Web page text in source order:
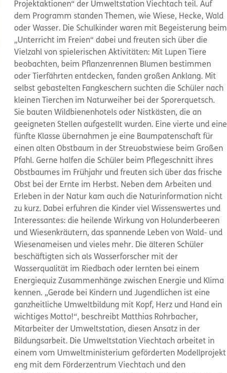
Projektaktionen“ der Umweltstation Viechtach teil. Auf
dem Programm standen Themen, wie Wiese, Hecke, Wald
oder Wasser. Die Schulkinder waren mit Begeisterung beim
„Unterricht im Freien“ dabei und freuten sich über die
Vielzahl von spielerischen Aktivitäten: Mit Lupen Tiere
beobachten, beim Pflanzenrennen Blumen bestimmen
oder Tierfährten entdecken, fanden großen Anklang. Mit
selbst gebastelten Fangkeschern suchten die Schüler nach
kleinen Tierchen im Naturweiher bei der Sporerquetsch.
Sie bauten Wildbienenhotels oder Nistkästen, die an
geeigneten Stellen aufgestellt wurden. Eine vierte und eine
fünfte Klasse übernahmen je eine Baumpatenschaft für
einen alten Obstbaum in der Streuobstwiese beim Großen
Pfahl. Gerne halfen die Schüler beim Pflegeschnitt ihres
Obstbaumes im Frühjahr und freuten sich über das frische
Obst bei der Ernte im Herbst. Neben dem Arbeiten und
Erleben in der Natur kam auch die Naturinformation nicht
zu kurz. Dabei erfuhren die Kinder viel Wissenswertes und
Interessantes: die heilende Wirkung von Holunderbeeren
und Wiesenkräutern, das spannende Leben von Wald- und
Wiesenameisen und vieles mehr. Die älteren Schüler
beschäftigten sich als Wasserforscher mit der
Wasserqualität im Riedbach oder lernten bei einem
Energiequiz Zusammenhänge zwischen Energie und Klima
kennen. „Gerade bei Kindern und Jugendlichen ist eine
ganzheitliche Umweltbildung mit Kopf, Herz und Hand ein
wichtiges Motto!“, beschreibt Matthias Rohrbacher,
Mitarbeiter der Umweltstation, diesen Ansatz in der
Bildungsarbeit. Die Umweltstation Viechtach arbeitet in
einem vom Umweltministerium geförderten Modellprojekt
eng mit dem Förderzentrum Viechtach und den